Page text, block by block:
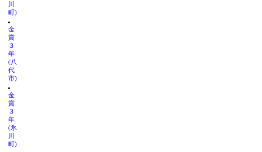
川
町)
金
賞
３
年
(八
代
市)
金
賞
３
年
(氷
川
町)